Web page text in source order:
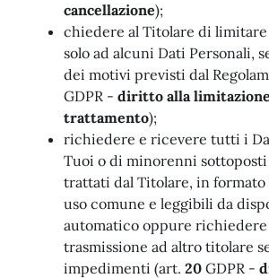
cancellazione);
chiedere al Titolare di
solo ad alcuni Dati Personali,
dei motivi previsti dal
GDPR - diritto alla
trattamento);
richiedere e ricevere tutti i
Tuoi o di minorenni sottoposti
trattati dal Titolare, in
uso comune e leggibili da
automatico oppure richiedere
trasmissione ad altro titolare
impedimenti (art. 20 GDPR -